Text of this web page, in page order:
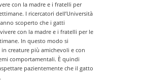
con la madre e i fratelli per
I ricercatori dell’Università
scoperto che i gatti
con la madre e i fratelli per le
In questo modo si
creature più amichevoli e con
comportamentali. È quindi
pazientemente che il gatto